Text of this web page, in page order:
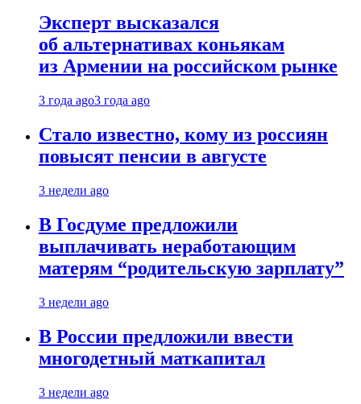
Эксперт высказался
об альтернативах коньякам
из Армении на российском рынке
3 года ago3 года ago
Стало известно, кому из россиян
повысят пенсии в августе
3 недели ago
В Госдуме предложили
выплачивать неработающим
матерям “родительскую зарплату”
3 недели ago
В России предложили ввести
многодетный маткапитал
3 недели ago